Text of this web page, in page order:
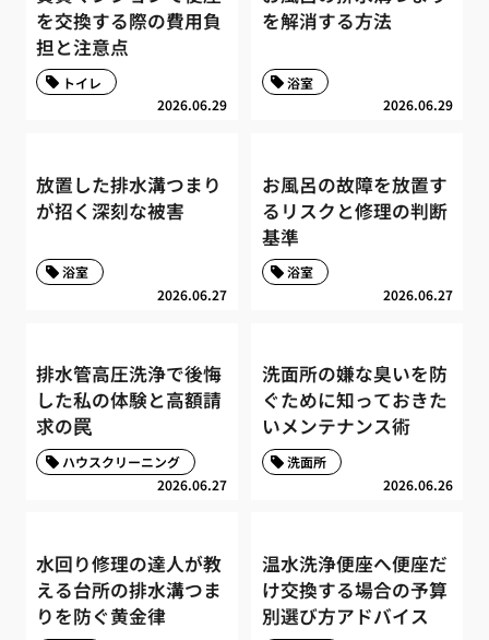
を交換する際の費用負
担と注意点
2026.06.29
トイレ
を解消する方法
2026.06.29
浴室
放置した排水溝つまり
が招く深刻な被害
2026.06.27
浴室
お風呂の故障を放置す
るリスクと修理の判断
基準
2026.06.27
浴室
排水管高圧洗浄で後悔
した私の体験と高額請
求の罠
2026.06.27
ハウスクリーニング
洗面所の嫌な臭いを防
ぐために知っておきた
いメンテナンス術
2026.06.26
洗面所
水回り修理の達人が教
える台所の排水溝つま
りを防ぐ黄金律
温水洗浄便座へ便座だ
け交換する場合の予算
別選び方アドバイス